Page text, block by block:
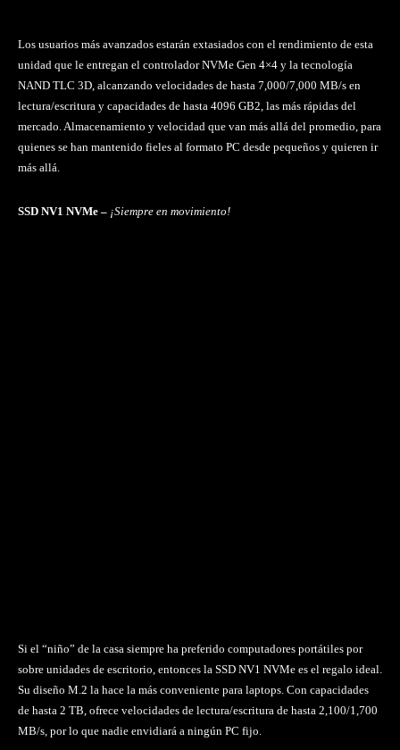
Los usuarios más avanzados estarán extasiados con el rendimiento de esta
unidad que le entregan el controlador NVMe Gen 4×4 y la tecnología
NAND TLC 3D, alcanzando velocidades de hasta 7,000/7,000 MB/s en
lectura/escritura y capacidades de hasta 4096 GB2, las más rápidas del
mercado. Almacenamiento y velocidad que van más allá del promedio, para
quienes se han mantenido fieles al formato PC desde pequeños y quieren ir
más allá.
SSD NV1 NVMe – ¡Siempre en movimiento!
Si el “niño” de la casa siempre ha preferido computadores portátiles por
sobre unidades de escritorio, entonces la SSD NV1 NVMe es el regalo ideal.
Su diseño M.2 la hace la más conveniente para laptops. Con capacidades
de hasta 2 TB, ofrece velocidades de lectura/escritura de hasta 2,100/1,700
MB/s, por lo que nadie envidiará a ningún PC fijo.